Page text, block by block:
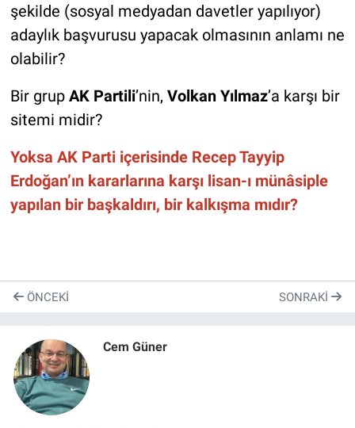
şekilde (sosyal medyadan davetler yapılıyor)
adaylık başvurusu yapacak olmasının anlamı ne
olabilir?
Bir grup AK Partili’nin, Volkan Yılmaz’a karşı bir
sitemi midir?
Yoksa AK Parti içerisinde Recep Tayyip
Erdoğan’ın kararlarına karşı lisan-ı münâsiple
yapılan bir başkaldırı, bir kalkışma mıdır?
ÖNCEKI SONRAKI
Cem Güner